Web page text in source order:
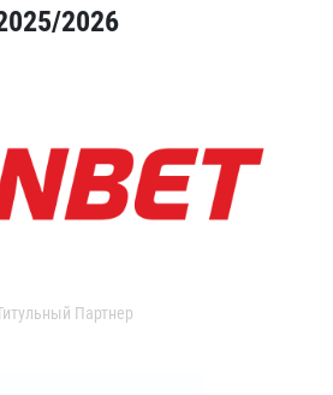
2026
Партнер